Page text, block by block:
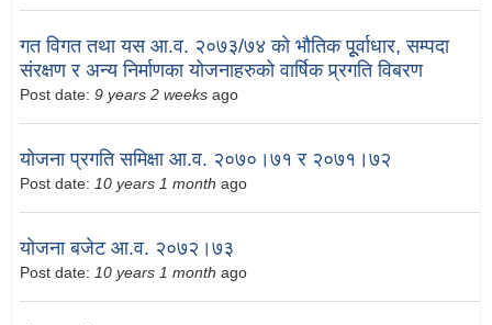
गत विगत तथा यस आ.व. २०७३/७४ को भौतिक पूूर्वाधार, सम्पदा
संरक्षण र अन्य निर्माणका योजनाहरुको वार्षिक प्र्रगति विबरण
Post date: 9 years 2 weeks ago
योजना प्रगति समिक्षा आ.व. २०७०।७१ र २०७१।७२
Post date: 10 years 1 month ago
योजना बजेट आ.व. २०७२।७३
Post date: 10 years 1 month ago